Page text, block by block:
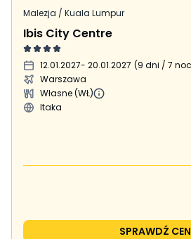
Malezja / Kuala Lumpur
Ibis City Centre
12.01.2027- 20.01.2027 (9 dni / 7
Warszawa
Własne (WŁ)
Itaka
SPRAWDŹ